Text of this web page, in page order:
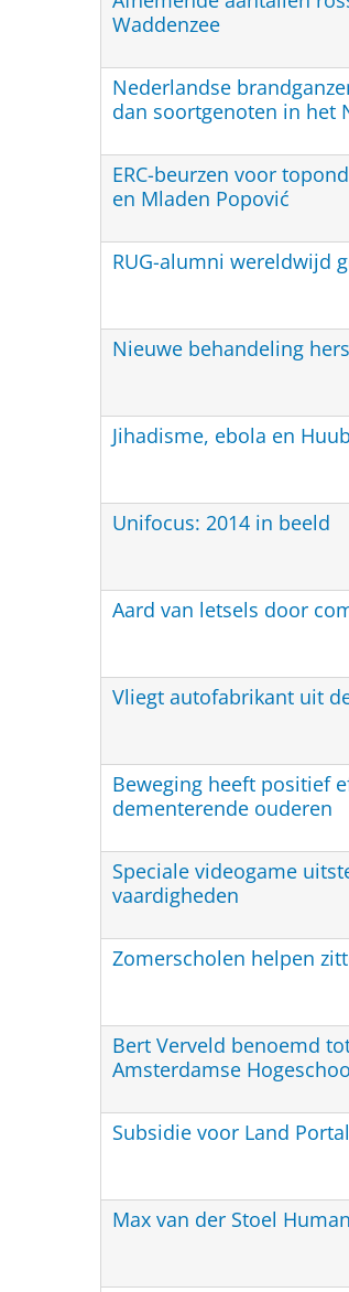
Waddenzee
Nederlandse
dan soortgenoten in het
ERC-beurzen voor
en Mladen Popović
RUG-alumni wereldwijd
Nieuwe behandeling
Jihadisme, ebola en
Unifocus: 2014 in beeld
Aard van letsels door
Vliegt autofabrikant uit
Beweging heeft positief
dementerende ouderen
Speciale videogame
vaardigheden
Zomerscholen helpen
Bert Verveld benoemd
Amsterdamse
Subsidie voor Land Portal
Max van der Stoel